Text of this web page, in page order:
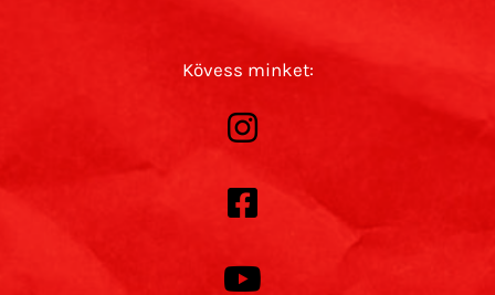
Kövess minket: